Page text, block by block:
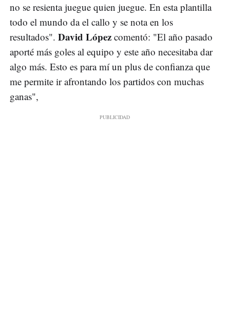
no se resienta juegue quien juegue. En esta plantilla
todo el mundo da el callo y se nota en los
resultados". David López comentó: "El año pasado
aporté más goles al equipo y este año necesitaba dar
algo más. Esto es para mí un plus de confianza que
me permite ir afrontando los partidos con muchas
ganas",